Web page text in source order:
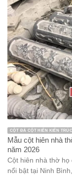
CỘT ĐÁ CỘT HIÊN KIẾN
Mẫu cột hiên nhà
năm 2026
Cột hiên nhà thờ họ
nổi bật tại Ninh